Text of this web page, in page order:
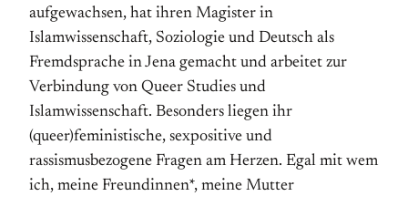
aufgewachsen, hat ihren Magister in
Islamwissenschaft, Soziologie und Deutsch als
Fremdsprache in Jena gemacht und arbeitet zur
Verbindung von Queer Studies und
Islamwissenschaft. Besonders liegen ihr
(queer)feministische, sexpositive und
rassismusbezogene Fragen am Herzen. Egal mit wem
ich, meine Freundinnen*, meine Mutter